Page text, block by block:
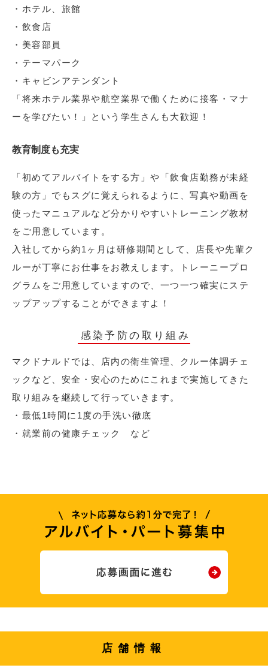
・ホテル、旅館
・飲食店
・美容部員
・テーマパーク
・キャビンアテンダント
「将来ホテル業界や航空業界で働くために接客・マナ
ーを学びたい！」という学生さんも大歓迎！
教育制度も充実
「初めてアルバイトをする方」や「飲食店勤務が未経
験の方」でもスグに覚えられるように、写真や動画を
使ったマニュアルなど分かりやすいトレーニング教材
をご用意しています。
入社してから約1ヶ月は研修期間として、店長や先輩ク
ルーが丁寧にお仕事をお教えします。トレーニープロ
グラムをご用意していますので、一つ一つ確実にステ
ップアップすることができますよ！
感染予防の取り組み
マクドナルドでは、店内の衛生管理、クルー体調チェ
ックなど、安全・安心のためにこれまで実施してきた
取り組みを継続して行っていきます。
・最低1時間に1度の手洗い徹底
・就業前の健康チェック など
店舗情報